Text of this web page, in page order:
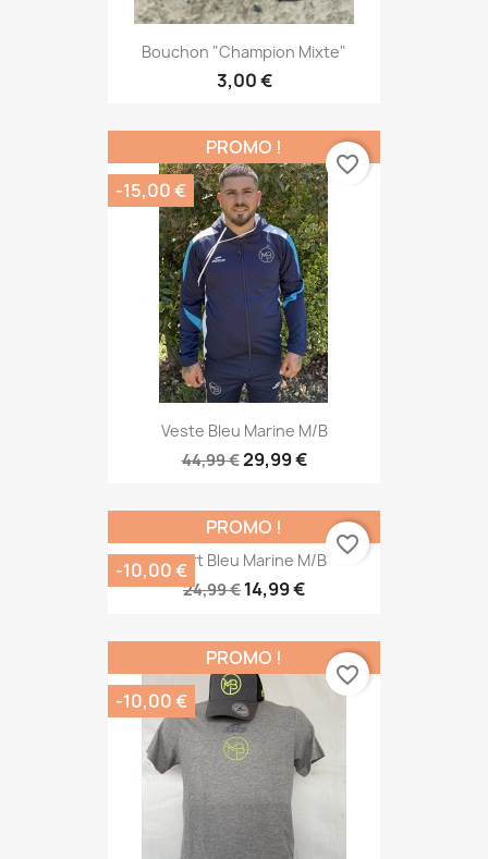
Bouchon "Champion Mixte"
3,00 €
Veste Bleu Marine M/B
44,99 €29,99 €
PROMO !
-15,00 €
favorite_border
Short Bleu Marine M/B
24,99 € 14,99 €
PROMO !
-10,00 €
favorite_border
PROMO !
-10,00 €
favorite_border